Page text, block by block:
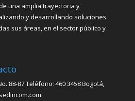
una amplia trayectoria y
y desarrollando soluciones
sus áreas, en el sector público y
88-87 Teléfono: 460 3458 Bogotá,